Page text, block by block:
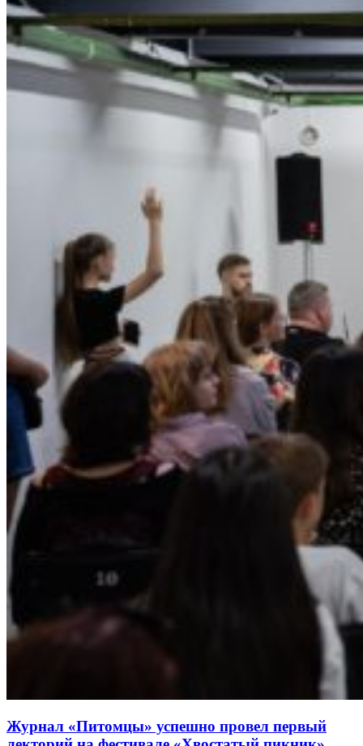
Журнал «Питомцы» успешно провел первый